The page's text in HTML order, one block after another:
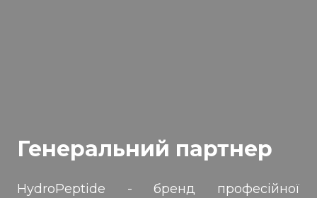
Генеральний партнер
HydroPeptide - бренд професійної